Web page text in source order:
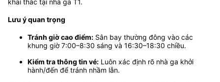
khai thác tại nhà ga T1.
Lưu ý quan trọng
Tránh giờ cao điểm: Sân bay thường đông vào các
khung giờ 7:00–8:30 sáng và 16:30–18:30 chiều.
Kiểm tra thông tin vé: Luôn xác định rõ nhà ga khởi
hành/đến để tránh nhầm lẫn.